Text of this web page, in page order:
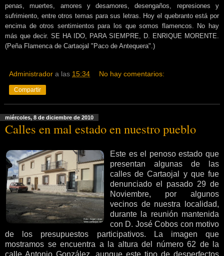
penas, muertes, amores y desamores, desengaños, represiones y
sufrimiento, entre otros temas para sus letras. Hoy el quebranto está por
encima de otros sentimientos para los que somos flamencos. No hay
más que decir. SE HA IDO, PARA SIEMPRE, D. ENRIQUE MORENTE.
(Peña Flamenca de Cartaojal "Paco de Antequera".)
Administrador a las 15:34 No hay comentarios:
Compartir
miércoles, 8 de diciembre de 2010
Calles en mal estado en nuestro pueblo
Este es el penoso estado que
presentan algunas de las
calles de Cartaojal y que fue
denunciado el pasado 29 de
Noviembre, por algunos
vecinos de nuestra localidad,
durante la reunión mantenida
con D. José Cobos con motivo
de los presupuestos participativos. La imagen que
mostramos se encuentra a la altura del número 62 de la